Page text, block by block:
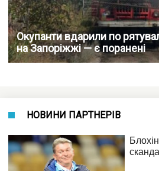
Окупанти вдарили по
на Запоріжжі — є поранені
НОВИНИ ПАРТНЕРІВ